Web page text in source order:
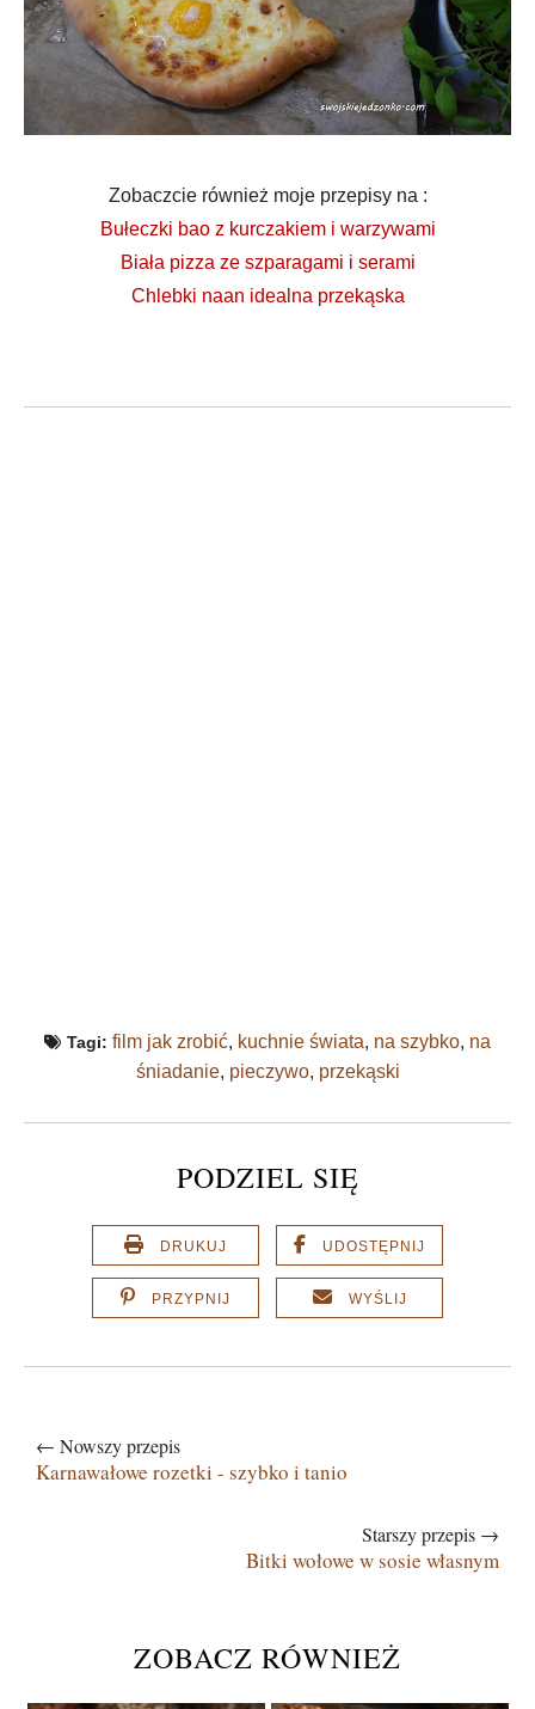
Zobaczcie również moje przepisy na :
Bułeczki bao z kurczakiem i warzywami
Biała pizza ze szparagami i serami
Chlebki naan idealna przekąska
Tagi: film jak zrobić, kuchnie świata, na szybko, na
śniadanie, pieczywo, przekąski
PODZIEL SIĘ
DRUKUJ UDOSTĘPNIJ
PRZYPNIJ WYŚLIJ
← Nowszy przepis
Karnawałowe rozetki - szybko i tanio
Starszy przepis →
Bitki wołowe w sosie własnym
ZOBACZ RÓWNIEŻ